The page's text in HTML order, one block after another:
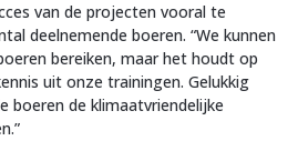
van de projecten vooral te
deelnemende boeren. “We kunnen
bereiken, maar het houdt op
uit onze trainingen. Gelukkig
boeren de klimaatvriendelijke